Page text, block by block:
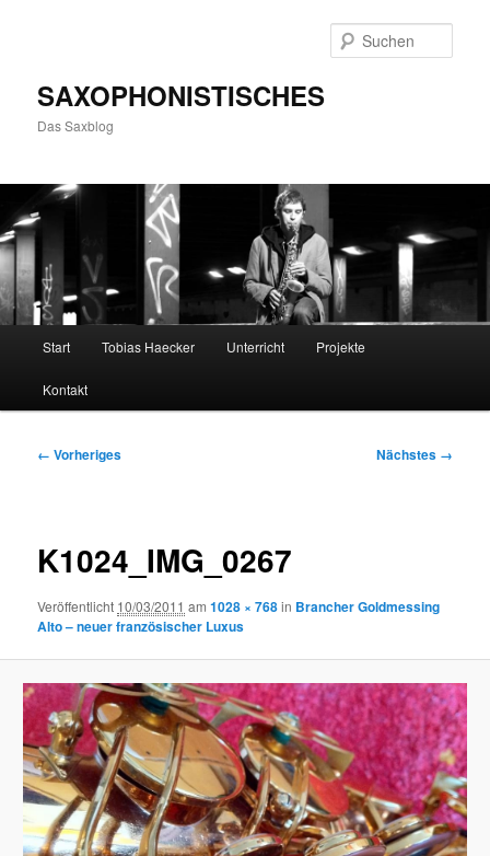
SAXOPHONISTISCHES
Das Saxblog
Start Tobias Haecker Unterricht Projekte
Kontakt
Bilder-
← Vorheriges Nächstes →
K1024_IMG_0267
Veröffentlicht 10/03/2011 am1028 × 768in Brancher Goldmessing
Alto – neuer französischer Luxus